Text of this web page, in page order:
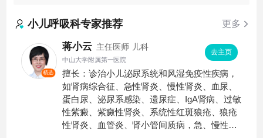
小儿呼吸科专家推荐 更多
精选
蒋小云 主任医师 儿科
中山大学附属第一医院
去主页
擅长：诊治小儿泌尿系统和风湿免疫性疾病，
如肾病综合征、急性肾炎、慢性肾炎、血尿、
蛋白尿、泌尿系感染、遗尿症、IgA肾病、过敏
性紫癜、紫癜性肾炎、系统性红斑狼疮、狼疮
性肾炎、血管炎、肾小管间质病，急、慢性肾